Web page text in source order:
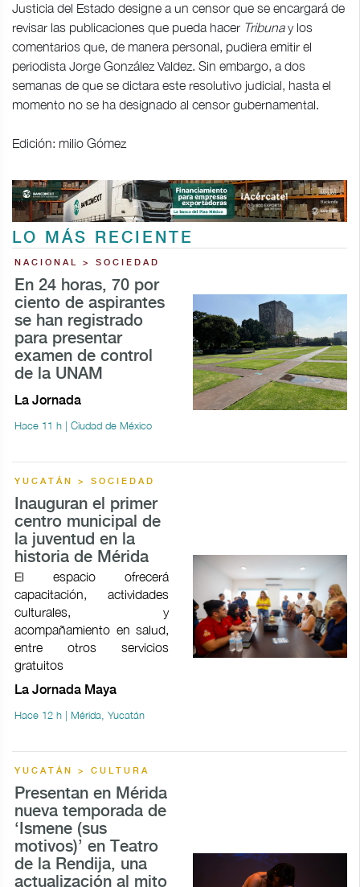
Justicia del Estado designe a un censor que se encargará de
revisar las publicaciones que pueda hacer Tribunay los
comentarios que, de manera personal, pudiera emitir el
periodista Jorge González Valdez. Sin embargo, a dos
semanas de que se dictara este resolutivo judicial, hasta el
momento no se ha designado al censor gubernamental.
Edición: milio Gómez
LO MÁS RECIENTE
NACIONAL > SOCIEDAD
En 24 horas, 70 por
ciento de aspirantes
se han registrado
para presentar
examen de control
de la UNAM
La Jornada
Hace 11 h | Ciudad de México
YUCATÁN > SOCIEDAD
Inauguran el primer
centro municipal de
la juventud en la
historia de Mérida
El espacio ofrecerá
capacitación, actividades
culturales, y
acompañamiento en salud,
entre otros servicios
gratuitos
La Jornada Maya
Hace 12 h | Mérida, Yucatán
YUCATÁN > CULTURA
Presentan en Mérida
nueva temporada de
‘Ismene (sus
motivos)’ en Teatro
de la Rendija, una
actualización al mito